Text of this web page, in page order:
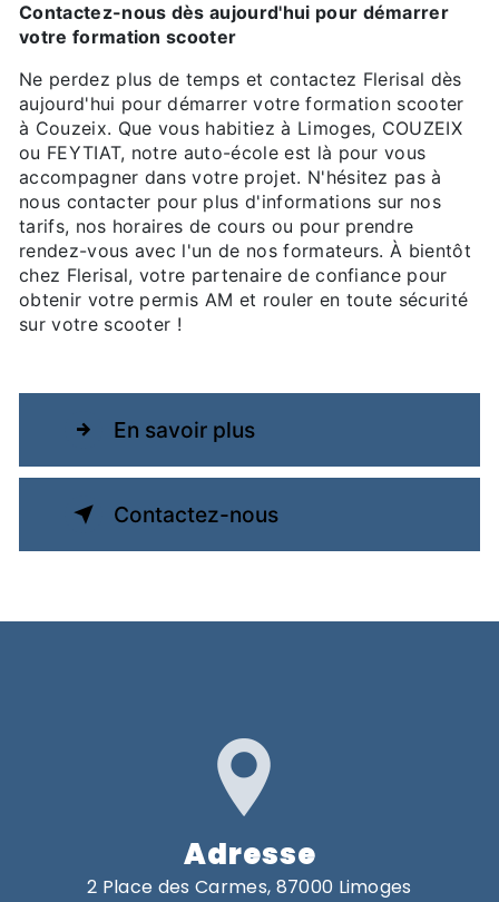
Contactez-nous dès aujourd'hui pour démarrer
votre formation scooter
Ne perdez plus de temps et contactez Flerisal dès
aujourd'hui pour démarrer votre formation scooter
à Couzeix. Que vous habitiez à Limoges, COUZEIX
ou FEYTIAT, notre auto-école est là pour vous
accompagner dans votre projet. N'hésitez pas à
nous contacter pour plus d'informations sur nos
tarifs, nos horaires de cours ou pour prendre
rendez-vous avec l'un de nos formateurs. À bientôt
chez Flerisal, votre partenaire de confiance pour
obtenir votre permis AM et rouler en toute sécurité
sur votre scooter !
En savoir plus
Contactez-nous
Adresse
2 Place des Carmes, 87000 Limoges